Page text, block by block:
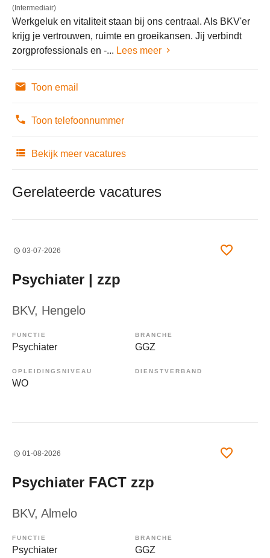
(Intermediair)
Werkgeluk en vitaliteit staan bij ons centraal. Als BKV'er
krijg je vertrouwen, ruimte en groeikansen. Jij verbindt
zorgprofessionals en -... Lees meer
Toon email
Toon telefoonnummer
Bekijk meer vacatures
Gerelateerde vacatures
03-07-2026
Psychiater | zzp
BKV, Hengelo
FUNCTIE
Psychiater
BRANCHE
GGZ
OPLEIDINGSNIVEAU
WO
DIENSTVERBAND
01-08-2026
Psychiater FACT zzp
BKV, Almelo
FUNCTIE
Psychiater
BRANCHE
GGZ